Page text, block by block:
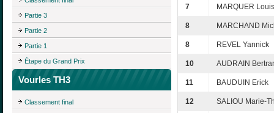
Partie 3
Partie 2
Partie 1
Étape du Grand Prix
Vourles TH3
Classement final
7 MARQUER
8 MARCHAND
8 REVEL Yannick
10 AUDRAIN
11 BAUDUIN Erick
12 SALIOU Marie-